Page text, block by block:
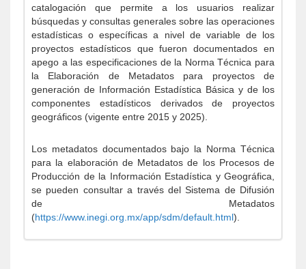
catalogación que permite a los usuarios realizar
búsquedas y consultas generales sobre las operaciones
estadísticas o específicas a nivel de variable de los
proyectos estadísticos que fueron documentados en
apego a las especificaciones de la Norma Técnica para
la Elaboración de Metadatos para proyectos de
generación de Información Estadística Básica y de los
componentes estadísticos derivados de proyectos
geográficos (vigente entre 2015 y 2025).
Los metadatos documentados bajo la Norma Técnica
para la elaboración de Metadatos de los Procesos de
Producción de la Información Estadística y Geográfica,
se pueden consultar a través del Sistema de Difusión
de Metadatos
(https://www.inegi.org.mx/app/sdm/default.html).